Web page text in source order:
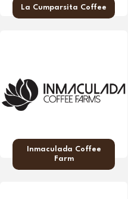
La Cumparsita Coffee
Inmaculada Coffee
Farm